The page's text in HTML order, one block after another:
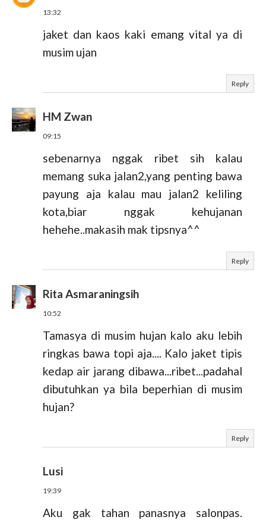
13:32
jaket dan kaos kaki emang vital ya di
musim ujan
Reply
HM Zwan
09:15
sebenarnya nggak ribet sih kalau
memang suka jalan2,yang penting bawa
payung aja kalau mau jalan2 keliling
kota,biar nggak kehujanan
hehehe..makasih mak tipsnya^^
Reply
Rita Asmaraningsih
10:52
Tamasya di musim hujan kalo aku lebih
ringkas bawa topi aja.... Kalo jaket tipis
kedap air jarang dibawa...ribet...padahal
dibutuhkan ya bila beperhian di musim
hujan?
Reply
Lusi
19:39
Aku gak tahan panasnya salonpas.